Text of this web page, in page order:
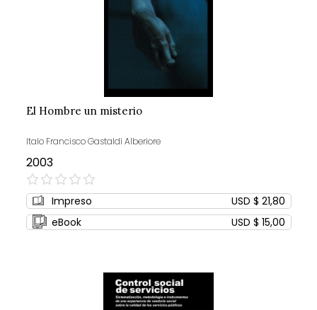
El Hombre un misterio
Italo Francisco Gastaldi Alberiore
2003
0%
Impreso
USD $ 21,80
eBook
USD $ 15,00